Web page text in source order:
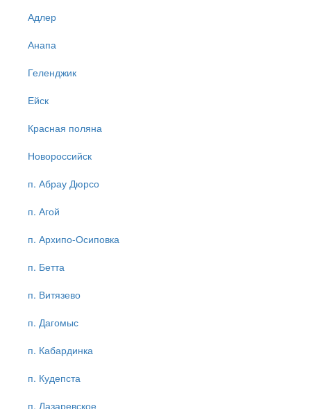
Адлер
Анапа
Геленджик
Ейск
Красная поляна
Новороссийск
п. Абрау Дюрсо
п. Агой
п. Архипо-Осиповка
п. Бетта
п. Витязево
п. Дагомыс
п. Кабардинка
п. Кудепста
п. Лазаревское